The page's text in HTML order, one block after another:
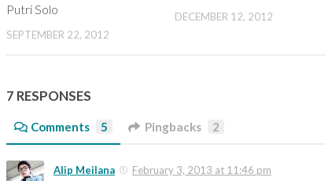
Putri Solo
SEPTEMBER 22, 2012
DECEMBER 12, 2012
7 RESPONSES
Comments 5 Pingbacks 2
Alip Meilana February 3, 2013 at 11:46 pm